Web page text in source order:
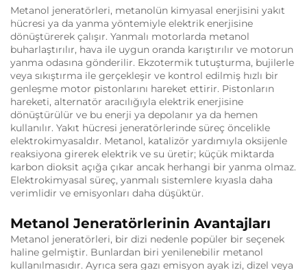
Metanol jeneratörleri, metanolün kimyasal enerjisini yakıt
hücresi ya da yanma yöntemiyle elektrik enerjisine
dönüştürerek çalışır. Yanmalı motorlarda metanol
buharlaştırılır, hava ile uygun oranda karıştırılır ve motorun
yanma odasına gönderilir. Ekzotermik tutuşturma, bujilerle
veya sıkıştırma ile gerçekleşir ve kontrol edilmiş hızlı bir
genleşme motor pistonlarını hareket ettirir. Pistonların
hareketi, alternatör aracılığıyla elektrik enerjisine
dönüştürülür ve bu enerji ya depolanır ya da hemen
kullanılır. Yakıt hücresi jeneratörlerinde süreç öncelikle
elektrokimyasaldır. Metanol, katalizör yardımıyla oksijenle
reaksiyona girerek elektrik ve su üretir; küçük miktarda
karbon dioksit açığa çıkar ancak herhangi bir yanma olmaz.
Elektrokimyasal süreç, yanmalı sistemlere kıyasla daha
verimlidir ve emisyonları daha düşüktür.
Metanol Jeneratörlerinin Avantajları
Metanol jeneratörleri, bir dizi nedenle popüler bir seçenek
haline gelmiştir. Bunlardan biri yenilenebilir metanol
kullanılmasıdır. Ayrıca sera gazı emisyon ayak izi, dizel veya